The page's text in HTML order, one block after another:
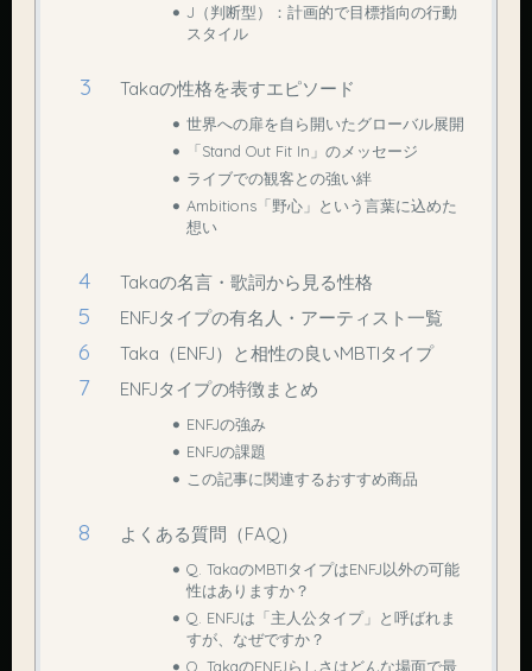
J（判断型）：計画的で目標指向の行動
スタイル
Takaの性格を表すエピソード
世界への扉を自ら開いたグローバル展開
「Stand Out Fit In」のメッセージ
ライブでの観客との強い絆
Ambitions「野心」という言葉に込めた
想い
Takaの名言・歌詞から見る性格
ENFJタイプの有名人・アーティスト一覧
Taka（ENFJ）と相性の良いMBTIタイプ
ENFJタイプの特徴まとめ
ENFJの強み
ENFJの課題
この記事に関連するおすすめ商品
よくある質問（FAQ）
Q. TakaのMBTIタイプはENFJ以外の可能
性はありますか？
Q. ENFJは「主人公タイプ」と呼ばれま
すが、なぜですか？
Q. TakaのENFJらしさはどんな場面で最